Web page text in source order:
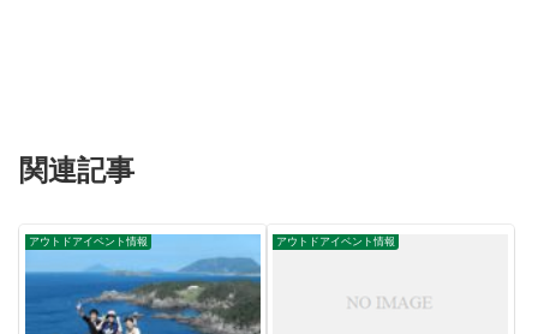
関連記事
アウトドアイベント情報 アウトドアイベント情報